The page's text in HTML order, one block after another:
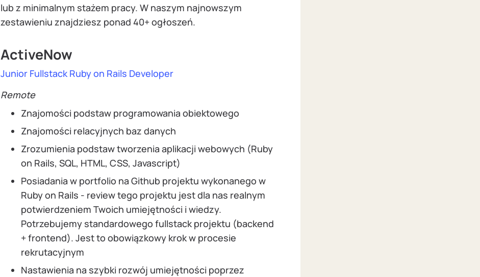
lub z minimalnym stażem pracy. W naszym najnowszym
zestawieniu znajdziesz ponad 40+ ogłoszeń.
ActiveNow
Junior Fullstack Ruby on Rails Developer
Remote
Znajomości podstaw programowania obiektowego
Znajomości relacyjnych baz danych
Zrozumienia podstaw tworzenia aplikacji webowych (Ruby
on Rails, SQL, HTML, CSS, Javascript)
Posiadania w portfolio na Github projektu wykonanego w
Ruby on Rails - review tego projektu jest dla nas realnym
potwierdzeniem Twoich umiejętności i wiedzy.
Potrzebujemy standardowego fullstack projektu (backend
+ frontend). Jest to obowiązkowy krok w procesie
rekrutacyjnym
Nastawienia na szybki rozwój umiejętności poprzez